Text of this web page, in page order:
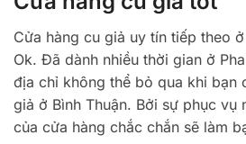
Cửa hàng cu giả uy tín tiếp theo
Ok. Đã dành nhiều thời gian ở
địa chỉ không thể bỏ qua khi bạn
giả ở Bình Thuận. Bởi sự phục vụ
của cửa hàng chắc chắn sẽ làm